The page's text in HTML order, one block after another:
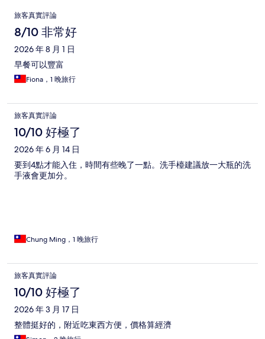
評
論
旅客真實評論
8/10 非常好
2026 年 8 月 1 日
早餐可以豐富
Fiona，1 晚旅行
旅客真實評論
10/10 好極了
2026 年 6 月 14 日
要到4點才能入住，時間有些晚了一點。洗手檯建議放一大瓶的洗
手液會更加分。
Chung Ming，1 晚旅行
旅客真實評論
10/10 好極了
2026 年 3 月 17 日
整體挺好的，附近吃東西方便，價格算經濟